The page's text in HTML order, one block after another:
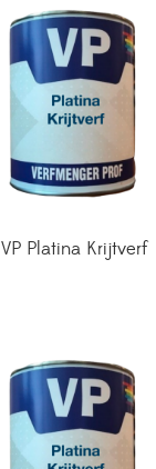
VP Platina Krijtverf